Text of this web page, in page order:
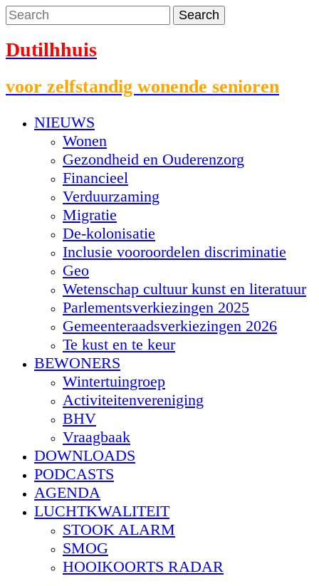
Dutilhhuis
voor zelfstandig wonende senioren
NIEUWS
Wonen
Gezondheid en Ouderenzorg
Financieel
Verduurzaming
Migratie
De-kolonisatie
Inclusie vooroordelen discriminatie
Geo
Wetenschap cultuur kunst en literatuur
Parlementsverkiezingen 2025
Gemeenteraadsverkiezingen 2026
Te kust en te keur
BEWONERS
Wintertuingroep
Activiteitenvereniging
BHV
Vraagbaak
DOWNLOADS
PODCASTS
AGENDA
LUCHTKWALITEIT
STOOK ALARM
SMOG
HOOIKOORTS RADAR